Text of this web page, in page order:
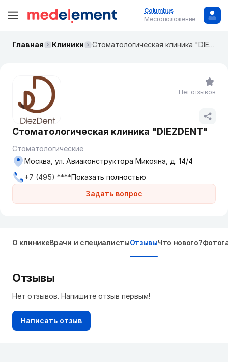
Columbus
Местоположение
Главная Клиники Стоматологическая клиника "DIEZDENT"
Стоматологическая клиника "DIEZDENT"
Стоматологические
Задать вопрос
Москва, ул. Авиаконструктора Микояна, д. 14/4
+7 (495) ****Показать полностью
Нет отзывов
О клиникеВрачи и специалистыОтзывыЧто нового?
Отзывы
Нет отзывов. Напишите отзыв первым!
Написать отзыв